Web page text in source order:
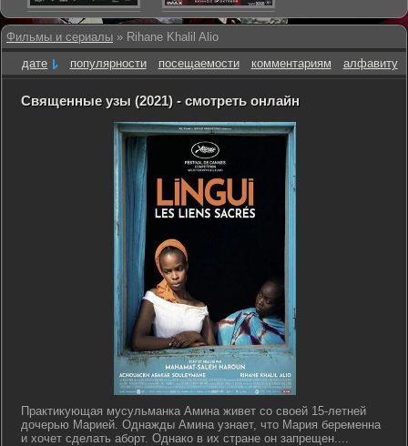
Фильмы и сериалы » Rihane Khalil Alio
дате
популярности посещаемости комментариям алфавиту
Священные узы (2021) - смотреть онлайн
Практикующая мусульманка Амина живет со своей 15-летней
дочерью Марией. Однажды Амина узнает, что Мария беременна
и хочет сделать аборт. Однако в их стране он запрещен....